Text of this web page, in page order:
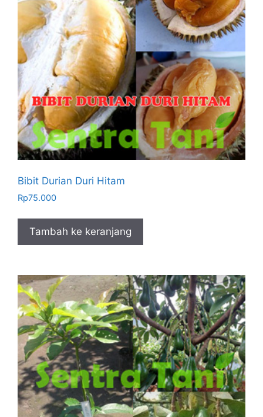
Bibit Durian Duri Hitam
Rp75.000
Tambah ke keranjang